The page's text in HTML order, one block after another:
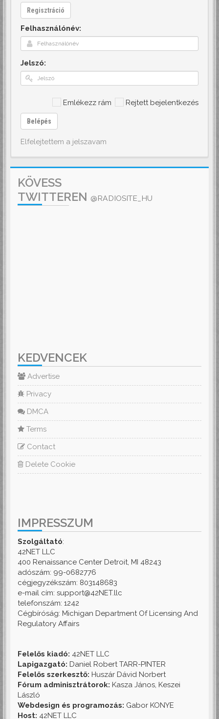
Regisztráció
Felhasználónév:
Jelszó:
Emlékezz rám Rejtett bejelentkezés
Belépés
Elfelejtettem a jelszavam
KÖVESS
TWITTEREN @RADIOSITE_HU
KEDVENCEK
Advertise
Privacy
DMCA
Terms
Contact
Delete Cookie
IMPRESSZUM
Szolgáltató:
42NET LLC
400 Renaissance Center Detroit, MI 48243
adószám: 99-0682776
cégjegyzékszám: 803148683
e-mail cím: support@42NET.llc
telefonszám: 1242
Cégbíróság: Michigan Department Of Licensing And
Regulatory Affairs
Felelős kiadó: 42NET LLC
Lapigazgató: Daniel Robert TARR-PINTER
Felelős szerkesztő: Huszár Dávid Norbert
Fórum adminisztrátorok: Kasza János, Keszei
László
Webdesign és programozás: Gabor KONYE
Host: 42NET LLC